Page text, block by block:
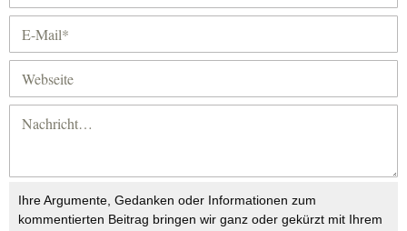
Ihre Argumente, Gedanken oder Informationen zum
kommentierten Beitrag bringen wir ganz oder gekürzt mit Ihrem